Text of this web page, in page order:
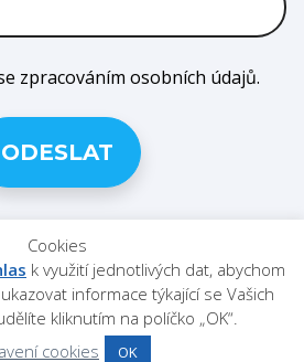
zpracováním osobních údajů.
Reality Studios, s.r.o.
Marek Dužyk – Tel.: 603 757 092 E-
Cookies
k využití jednotlivých dat, abychom
informace týkající se Vašich
kliknutím na políčko „OK“.
cookies
OK